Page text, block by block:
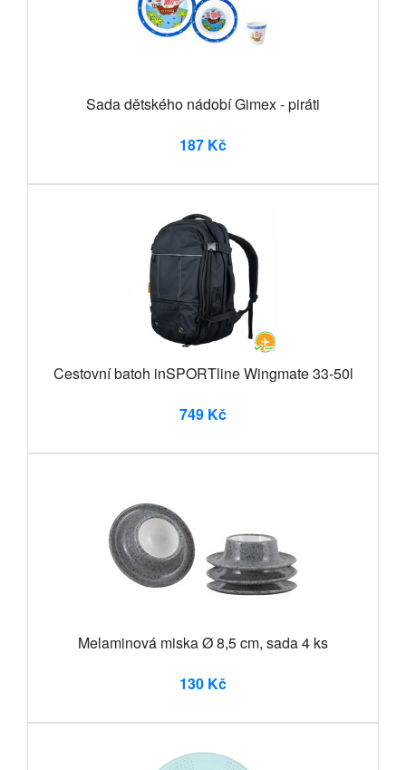
Sada dětského nádobí Gimex - piráti
187 Kč
Cestovní batoh inSPORTline Wingmate 33-50l
749 Kč
Melaminová miska Ø 8,5 cm, sada 4 ks
130 Kč